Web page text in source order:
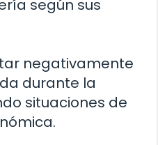
según sus
negativamente
durante la
situaciones de